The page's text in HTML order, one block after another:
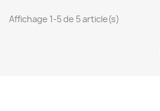
Affichage 1-5 de 5 article(s)